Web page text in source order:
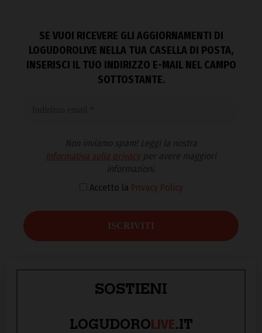
SE VUOI RICEVERE GLI AGGIORNAMENTI DI
LOGUDOROLIVE NELLA TUA CASELLA DI POSTA,
INSERISCI IL TUO INDIRIZZO E-MAIL NEL CAMPO
SOTTOSTANTE.
Non inviamo spam! Leggi la nostra
Informativa sulla privacyper avere maggiori
informazioni.
Accetto la Privacy Policy
SOSTIENI
LOGUDOROLIVE.IT